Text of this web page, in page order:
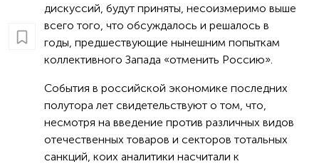
дискуссий, будут приняты, несоизмеримо выше
всего того, что обсуждалось и решалось в
годы, предшествующие нынешним попыткам
коллективного Запада «отменить Россию».
События в российской экономике последних
полутора лет свидетельствуют о том, что,
несмотря на введение против различных видов
отечественных товаров и секторов тотальных
санкций, коих аналитики насчитали к